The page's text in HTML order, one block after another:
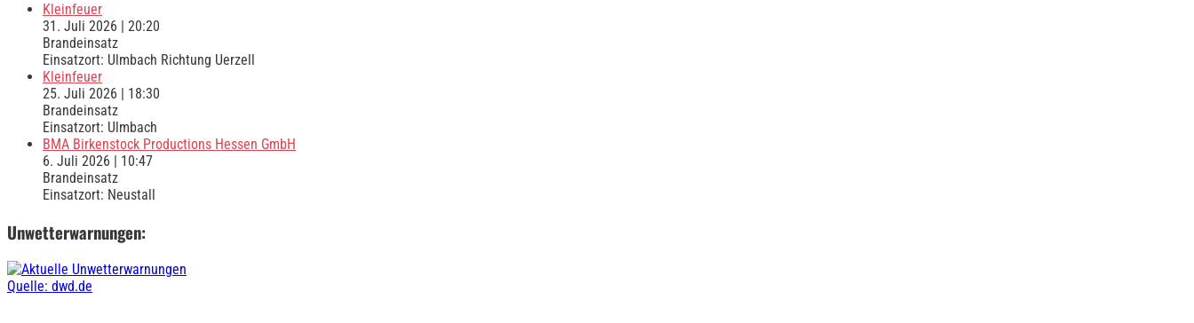
Kleinfeuer
31. Juli 2026
20:20
Brandeinsatz
Einsatzort: Ulmbach Richtung Uerzell
Kleinfeuer
25. Juli 2026
18:30
Brandeinsatz
Einsatzort: Ulmbach
BMA Birkenstock Productions Hessen GmbH
6. Juli 2026
10:47
Brandeinsatz
Einsatzort: Neustall
Unwetterwarnungen:
Quelle: dwd.de